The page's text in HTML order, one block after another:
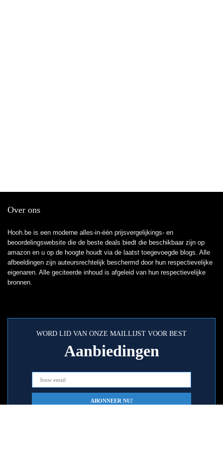
Over ons
Hooh.be is een moderne alles-in-één prijsvergelijkings- en
beoordelingswebsite die de beste deals biedt die beschikbaar zijn op
amazon en u op de hoogte houdt via de laatst toegevoegde blogs. Alle
afbeeldingen zijn auteursrechtelijk beschermd door hun respectievelijke
eigenaren. Alle geciteerde inhoud is afgeleid van hun respectievelijke
bronnen.
WORD LID VAN ONZE MAILLIJST VOOR BEST
Aanbiedingen